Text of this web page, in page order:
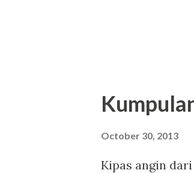
October 30, 2013
Kipas angin